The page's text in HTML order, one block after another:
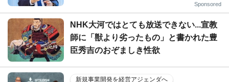
Sponsored
NHK大河ではとても放送できない...宣教
師に「獣より劣ったもの」と書かれた豊
臣秀吉のおぞましき性欲
新規事業開発を経営アジェンダへ